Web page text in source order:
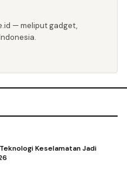
— meliput gadget,
Keselamatan Jadi